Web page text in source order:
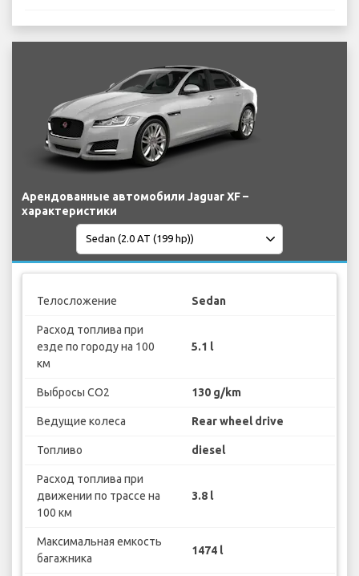
Арендованные автомобили Jaguar XF –
характеристики
Телосложение Sedan
Расход топлива при
езде по городу на 100
км
5.1 l
Выбросы CO2 130 g/km
Ведущие колеса Rear wheel drive
Топливо diesel
Расход топлива при
движении по трассе на
100 км
3.8 l
Максимальная емкость
багажника
1474 l